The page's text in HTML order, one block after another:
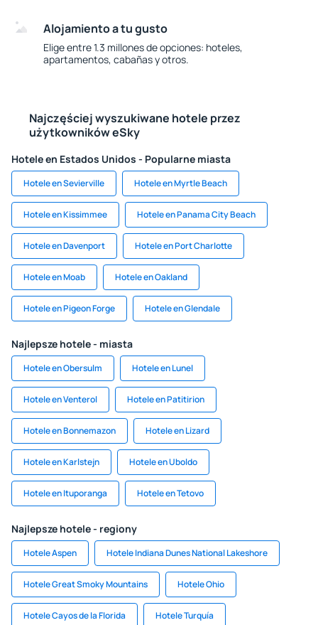
Alojamiento a tu gusto
Elige entre 1.3 millones de opciones: hoteles,
apartamentos, cabañas y otros.
Najczęściej wyszukiwane hotele przez
użytkowników eSky
Hotele en Estados Unidos - Popularne miasta
Hotele en Sevierville Hotele en Myrtle Beach
Hotele en Kissimmee Hotele en Panama City Beach
Hotele en Davenport Hotele en Port Charlotte
Hotele en Moab Hotele en Oakland
Hotele en Pigeon Forge Hotele en Glendale
Najlepsze hotele - miasta
Hotele en Obersulm Hotele en Lunel
Hotele en Venterol Hotele en Patitirion
Hotele en Bonnemazon Hotele en Lizard
Hotele en Karlstejn Hotele en Uboldo
Hotele en Ituporanga Hotele en Tetovo
Najlepsze hotele - regiony
Hotele Aspen Hotele Indiana Dunes National Lakeshore
Hotele Great Smoky Mountains Hotele Ohio
Hotele Cayos de la Florida Hotele Turquía